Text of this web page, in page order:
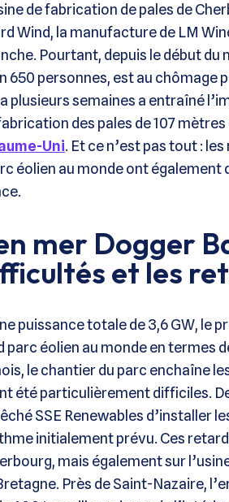
de fabrication de pales de
Wind, la manufacture de LM
Pourtant, depuis le début du
personnes, est au chômage
plusieurs semaines a entraîné
des pales de 107
Uni. Et ce n’est pas tout :
éolien au monde ont également
mer Dogger
et les
puissance totale de 3,6 GW, le
éolien au monde en termes
le chantier du parc enchaîne
été particulièrement difficiles.
SSE Renewables d’installer
initialement prévu. Ces
mais également sur
Près de Saint-Nazaire,